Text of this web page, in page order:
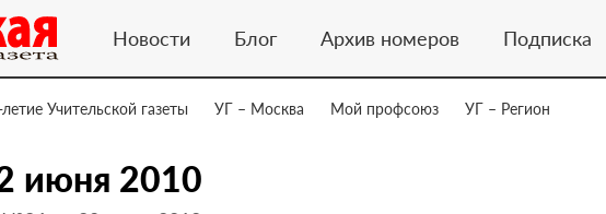
Новости Блог Архив номеров Подписка
Учительской газеты УГ – Москва Мой профсоюз УГ – Регион
июня 2010